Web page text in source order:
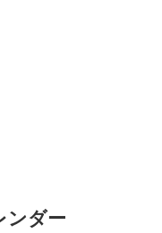
ンダー